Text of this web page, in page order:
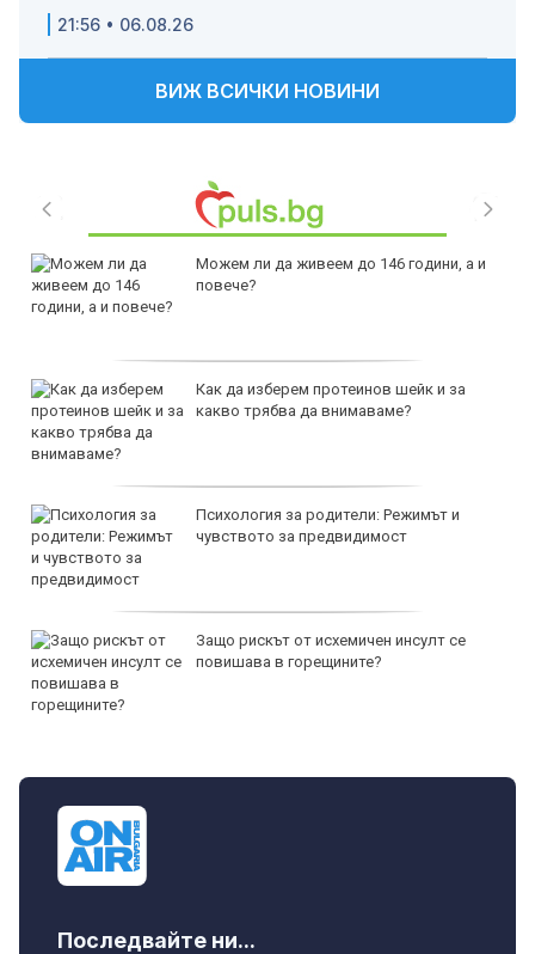
21:56 • 06.08.26
ВИЖ ВСИЧКИ НОВИНИ
Можем ли да живеем до 146 години, а и
повече?
Как да изберем протеинов шейк и за
какво трябва да внимаваме?
Психология за родители: Режимът и
чувството за предвидимост
Защо рискът от исхемичен инсулт се
повишава в горещините?
Последвайте ни...